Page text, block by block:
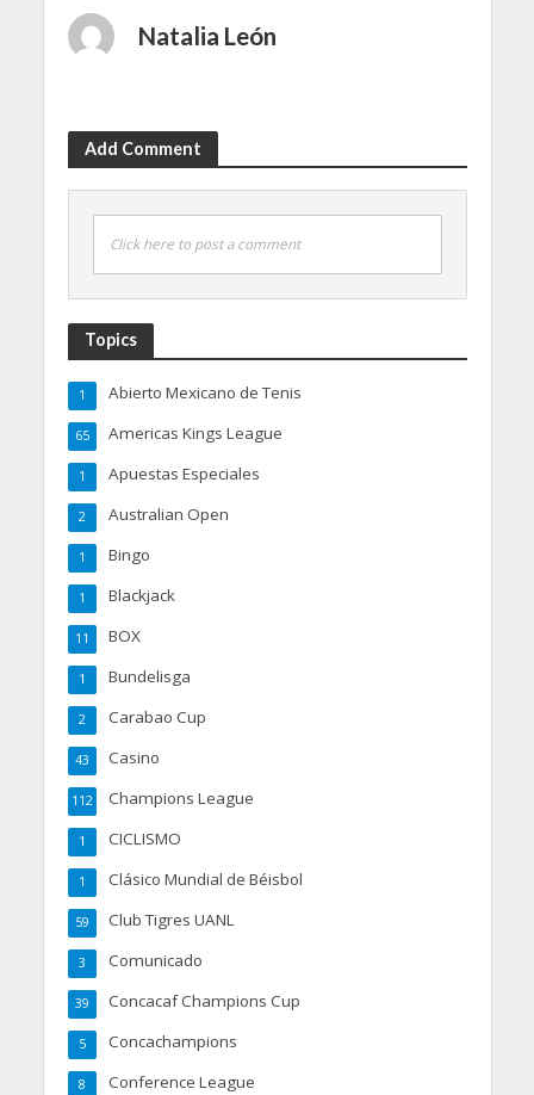
Natalia León
Add Comment
Click here to post a comment
Topics
Abierto Mexicano de Tenis
1
Americas Kings League
65
Apuestas Especiales
1
Australian Open
2
Bingo
1
Blackjack
1
BOX
11
Bundelisga
1
Carabao Cup
2
Casino
43
Champions League
112
CICLISMO
1
Clásico Mundial de Béisbol
1
Club Tigres UANL
59
Comunicado
3
Concacaf Champions Cup
39
Concachampions
5
Conference League
8